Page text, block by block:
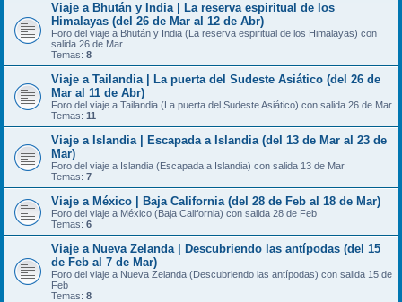
Viaje a Bhután y India | La reserva espiritual de los
Himalayas (del 26 de Mar al 12 de Abr)
Foro del viaje a Bhután y India (La reserva espiritual de los Himalayas) con
salida 26 de Mar
Temas: 8
Viaje a Tailandia | La puerta del Sudeste Asiático (del 26 de
Mar al 11 de Abr)
Foro del viaje a Tailandia (La puerta del Sudeste Asiático) con salida 26 de Mar
Temas: 11
Viaje a Islandia | Escapada a Islandia (del 13 de Mar al 23 de
Mar)
Foro del viaje a Islandia (Escapada a Islandia) con salida 13 de Mar
Temas: 7
Viaje a México | Baja California (del 28 de Feb al 18 de Mar)
Foro del viaje a México (Baja California) con salida 28 de Feb
Temas: 6
Viaje a Nueva Zelanda | Descubriendo las antípodas (del 15
de Feb al 7 de Mar)
Foro del viaje a Nueva Zelanda (Descubriendo las antípodas) con salida 15 de
Feb
Temas: 8